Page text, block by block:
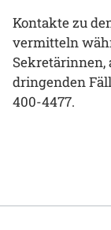
Kontakte zu
vermitteln
Sekretärinnen,
dringenden
400-4477.